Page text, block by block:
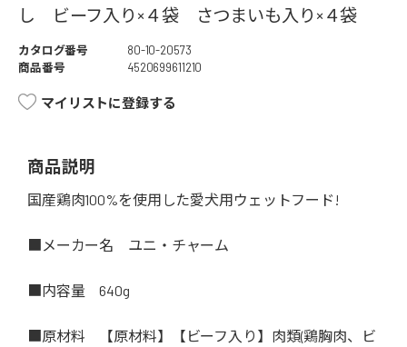
し ビーフ入り×４袋 さつまいも入り×４袋
カタログ番号
80-10-20573
商品番号
4520699611210
マイリストに登録する
商品説明
国産鶏肉100%を使用した愛犬用ウェットフード!
■メーカー名 ユニ・チャーム
■内容量 640g
■原材料 【原材料】【ビーフ入り】肉類(鶏胸肉、ビ